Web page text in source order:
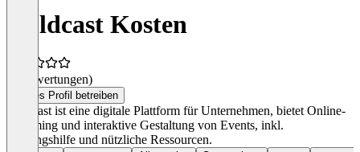
Goldcast Kosten
(0 Bewertungen)
Dieses Profil betreiben
Goldcast ist eine digitale Plattform für Unternehmen, bietet Online-
Streaming und interaktive Gestaltung von Events, inkl.
Planungshilfe und nützliche Ressourcen.